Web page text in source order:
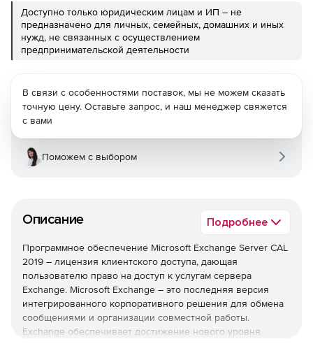
Доступно только юридическим лицам и ИП – не
предназначено для личных, семейных, домашних и иных
нужд, не связанных с осуществлением
предпринимательской деятельности
Описание Подробнее
Программное обеспечение Microsoft Exchange Server CAL
2019 – лицензия клиентского доступа, дающая
пользователю право на доступ к услугам сервера
Exchange. Microsoft Exchange – это последняя версия
интегрированного корпоративного решения для обмена
сообщениями и организации совместной работы.
Exchange обеспечивает достижение нового уровня
В связи с особенностями поставок, мы не можем сказать
точную цену. Оставьте запрос, и наш менеджер свяжется
с вами
Поможем с выбором